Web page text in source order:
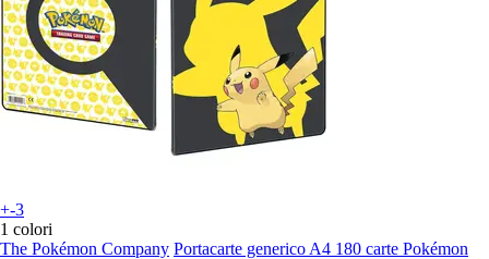
+-3
1 colori
The Pokémon Company Portacarte generico A4 180 carte Pokémon